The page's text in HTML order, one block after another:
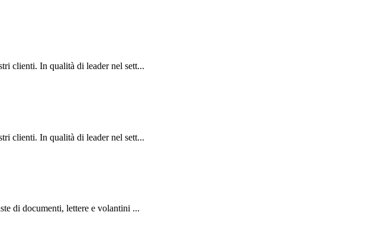
clienti. In qualità di leader nel sett...
clienti. In qualità di leader nel sett...
di documenti, lettere e volantini ...